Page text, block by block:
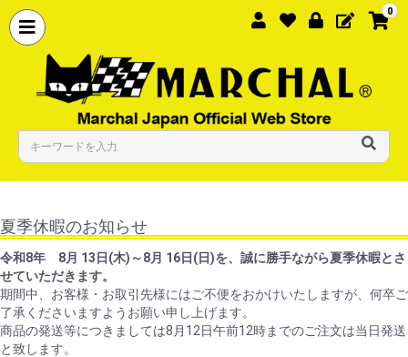
0
夏季休暇のお知らせ
令和8年 8月 13日(木)～8月 16日(日)を、誠に勝手ながら夏季休暇とさ
せていただきます。
期間中、お客様・お取引先様にはご不便をおかけいたしますが、何卒ご
了承くださいますようお願い申し上げます。
商品の発送等につきましては8月12日午前12時までのご注文は当日発送
と致します。